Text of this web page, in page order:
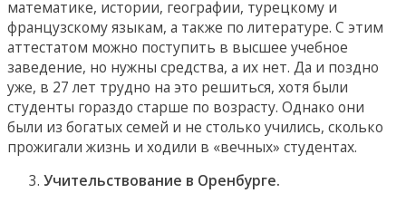
математике, истории, географии, турецкому и
французскому языкам, а также по литературе. С этим
аттестатом можно поступить в высшее учебное
заведение, но нужны средства, а их нет. Да и поздно
уже, в 27 лет трудно на это решиться, хотя были
студенты гораздо старше по возрасту. Однако они
были из богатых семей и не столько учились, сколько
прожигали жизнь и ходили в «вечных» студентах.
Учительствование в Оренбурге.